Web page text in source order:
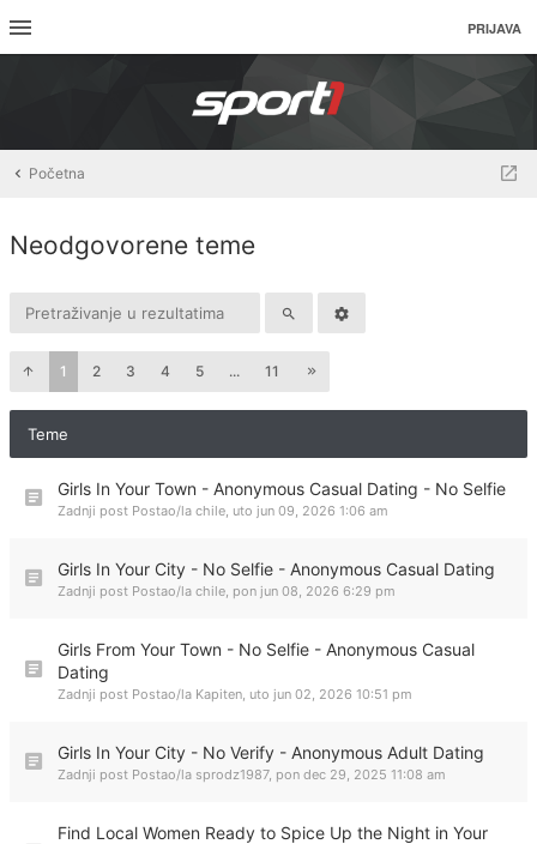
PRIJAVA
Početna
Neodgovorene teme
1 2 3 4 5 ... 11
Teme
Girls In Your Town - Anonymous Casual Dating - No Selfie
Zadnji post Postao/la chile, uto jun 09, 2026 1:06 am
Girls In Your City - No Selfie - Anonymous Casual Dating
Zadnji post Postao/la chile, pon jun 08, 2026 6:29 pm
Girls From Your Town - No Selfie - Anonymous Casual
Dating
Zadnji post Postao/la Kapiten, uto jun 02, 2026 10:51 pm
Girls In Your City - No Verify - Anonymous Adult Dating
Zadnji post Postao/la sprodz1987, pon dec 29, 2025 11:08 am
Find Local Women Ready to Spice Up the Night in Your